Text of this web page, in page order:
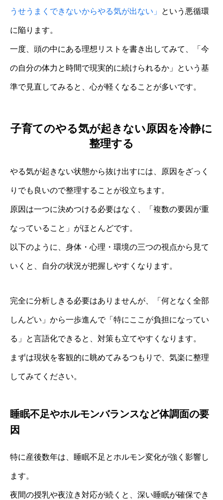
うせうまくできないからやる気が出ない」 という悪循環
に陥ります。
一度、頭の中にある理想リストを書き出してみて、「今
の自分の体力と時間で現実的に続けられるか」という基
準で見直してみると、心が軽くなることが多いです。
子育てのやる気が起きない原因を冷静に
整理する
やる気が起きない状態から抜け出すには、原因をざっく
りでも良いので整理することが役立ちます。
原因は一つに決めつける必要はなく、「複数の要因が重
なっていること」がほとんどです。
以下のように、身体・心理・環境の三つの視点から見て
いくと、自分の状況が把握しやすくなります。
完全に分析しきる必要はありませんが、「何となく全部
しんどい」から一歩進んで「特にここが負担になってい
る」と言語化できると、対策も立てやすくなります。
まずは現状を客観的に眺めてみるつもりで、気楽に整理
してみてください。
睡眠不足やホルモンバランスなど体調面の要
因
特に産後数年は、睡眠不足とホルモン変化が強く影響し
ます。
夜間の授乳や夜泣き対応が続くと、深い睡眠が確保でき